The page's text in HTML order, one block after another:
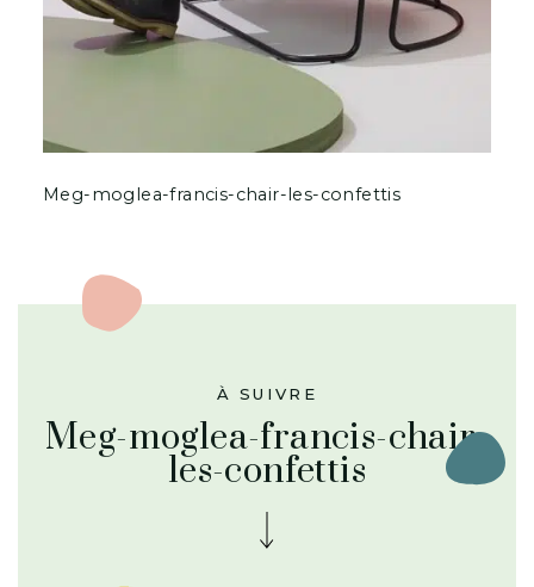
Meg-moglea-francis-chair-les-confettis
À SUIVRE
Meg-moglea-francis-chair-
les-confettis